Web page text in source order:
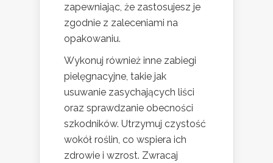
zapewniając, że zastosujesz je
zgodnie z zaleceniami na
opakowaniu.
Wykonuj również inne zabiegi
pielęgnacyjne, takie jak
usuwanie zasychających liści
oraz sprawdzanie obecności
szkodników. Utrzymuj czystość
wokół roślin, co wspiera ich
zdrowie i wzrost. Zwracaj